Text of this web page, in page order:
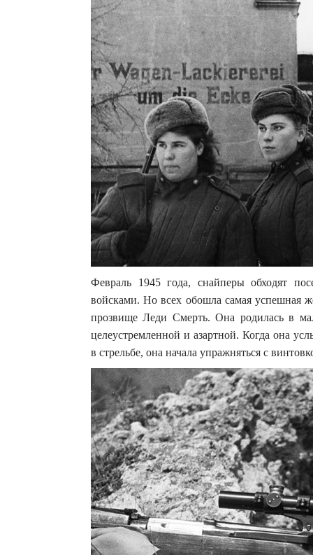
Февраль 1945 года, снайперы обходят
войсками. Но всех обошла самая успешная
прозвище Леди Смерть. Она родилась в
целеустремленной и азартной. Когда она
в стрельбе, она начала упражняться с